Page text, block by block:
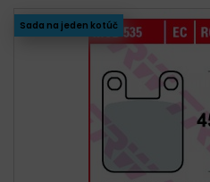
Sada na jeden kotúč